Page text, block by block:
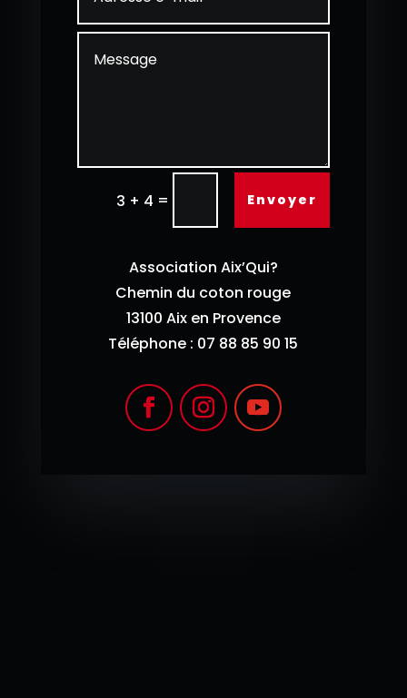
3 + 4 = Envoyer
Association Aix’Qui?
Chemin du coton rouge
13100 Aix en Provence
Téléphone : 07 88 85 90 15